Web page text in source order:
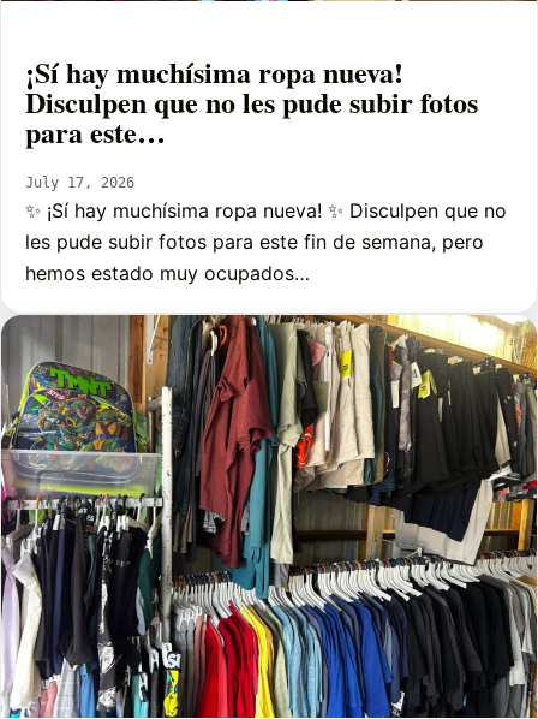
¡Sí hay muchísima ropa nueva!
Disculpen que no les pude subir fotos
para este…
July 17, 2026
✨ ¡Sí hay muchísima ropa nueva! ✨ Disculpen que no
les pude subir fotos para este fin de semana, pero
hemos estado muy ocupados…